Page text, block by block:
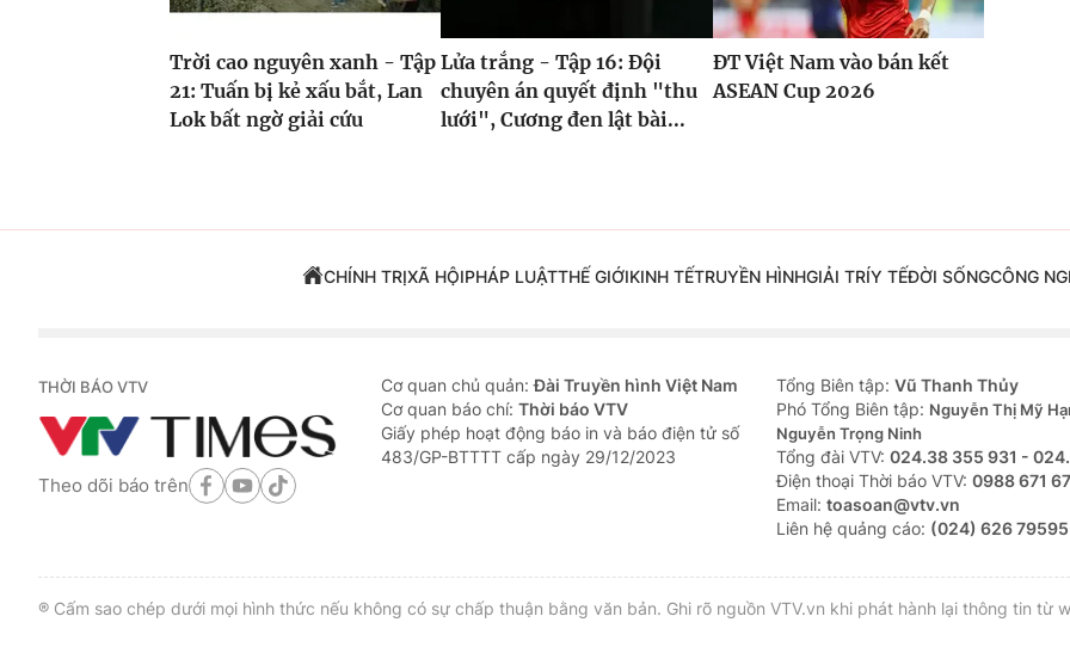
Trời cao nguyên xanh - Tập
21: Tuấn bị kẻ xấu bắt, Lan
Lok bất ngờ giải cứu
Lửa trắng - Tập 16: Đội
chuyên án quyết định "thu
lưới", Cương đen lật bài...
ĐT Việt Nam vào bán kết
ASEAN Cup 2026
CHÍNH TRỊXÃ HỘIPHÁP LUẬTTHẾ GIỚIKINH TẾTRUYỀN HÌNHGIẢI TRÍY TẾĐỜI SỐNGCÔNG
THỜI BÁO VTV
Theo dõi báo trên
Cơ quan chủ quản:Đài Truyền hình Việt Nam
Cơ quan báo chí: Thời báo VTV
Giấy phép hoạt động báo in và báo điện tử số
483/GP-BTTTT cấp ngày 29/12/2023
Tổng Biên tập: Vũ Thanh Thủy
Phó Tổng Biên tập: Nguyễn Thị Mỹ
Nguyễn Trọng Ninh
Tổng đài VTV: 024.38 355 931 -
Ðiện thoại Thời báo VTV: 0988 671
Email: toasoan@vtv.vn
Liên hệ quảng cáo: (024) 626 79595
® Cấm sao chép dưới mọi hình thức nếu không có sự chấp thuận bằng văn bản. Ghi rõ nguồn VTV.vn khi phát hành lại thông tin từ